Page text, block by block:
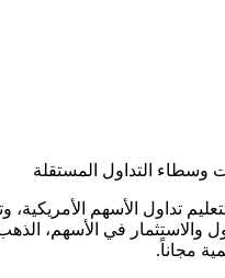
وسطاء التداول المستقلة
تداول الأسهم
والاستثمار في الأسهم،
مجاناً.